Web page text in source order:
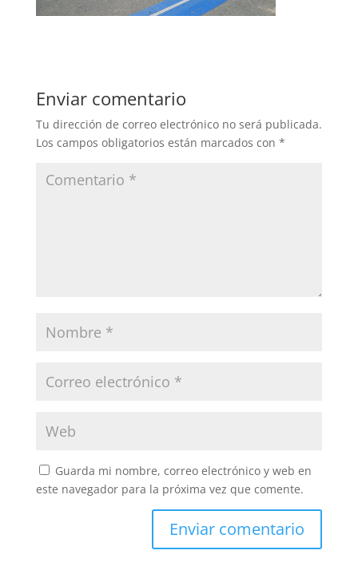
Enviar comentario
Tu dirección de correo electrónico no será publicada.
Los campos obligatorios están marcados con *
Guarda mi nombre, correo electrónico y web en
este navegador para la próxima vez que comente.